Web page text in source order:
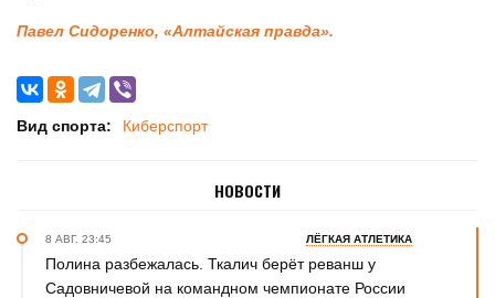
Павел Сидоренко, «Алтайская правда».
Вид спорта: Киберспорт
НОВОСТИ
8 АВГ. 23:45 ЛЁГКАЯ АТЛЕТИКА
Полина разбежалась. Ткалич берёт реванш у
Садовничевой на командном чемпионате России